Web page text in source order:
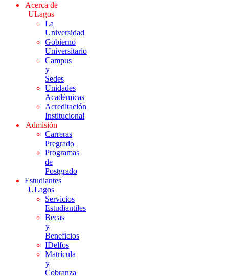
Acerca de
ULagos
La
Universidad
Gobierno
Universitario
Campus
y
Sedes
Unidades
Académicas
Acreditación
Institucional
Admisión
Carreras
Pregrado
Programas
de
Postgrado
Estudiantes
ULagos
Servicios
Estudiantiles
Becas
y
Beneficios
IDelfos
Matrícula
y
Cobranza